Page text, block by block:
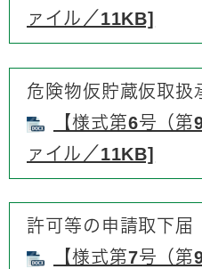
ァイル／11KB]
危険物仮貯蔵仮取扱
【様式第6号（
ァイル／11KB]
許可等の申請取下届
【様式第7号（